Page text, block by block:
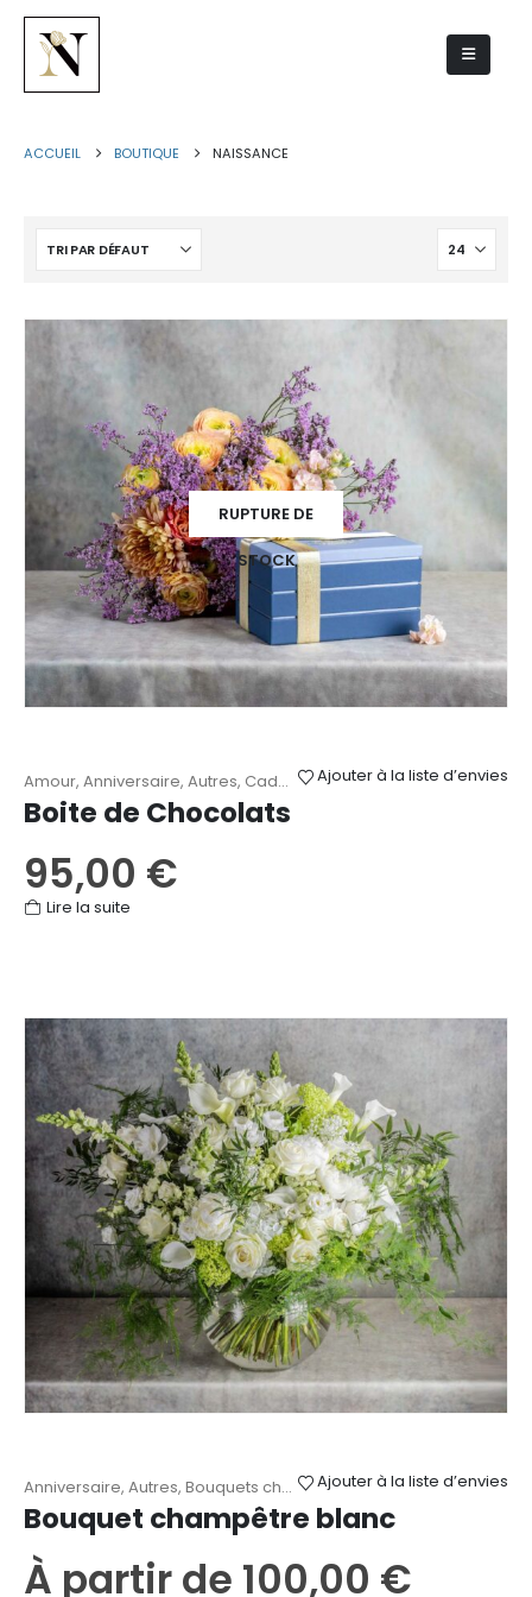
ACCUEIL BOUTIQUE NAISSANCE
RUPTURE DE
STOCK
Ajouter à la liste d’envies
Amour, Anniversaire, Autres, Cadeaux ,Chocolats et douceurs,
Boite de Chocolats
95,00 €
Lire la suite
Ajouter à la liste d’envies
Anniversaire, Autres, Bouquets champêtres ,Fête des Mères,
Bouquet champêtre blanc
À partir de 100,00 €